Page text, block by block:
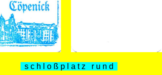
s c h l o ß p l a t z r u n d